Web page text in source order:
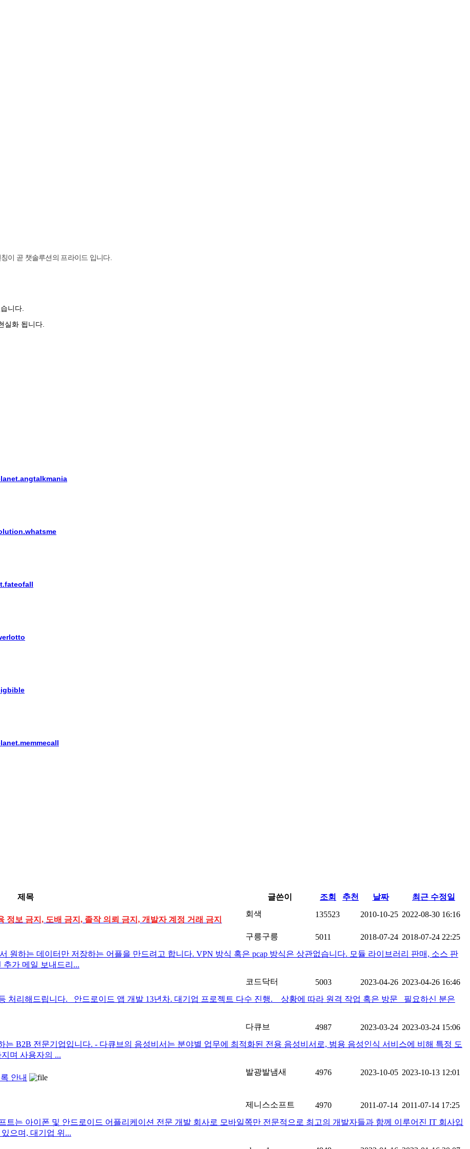
이 곧 챗솔루션의 프라이드 입니다.
니다.
실화 됩니다.
제목 글쓴이 조회 추천 날짜
최근 수정일
보 금지, 도배 금지, 졸작 의뢰 금지, 개발자 계정 거래 금지
회색 135523 2010-10-25 2022-08-30 16:16
구릉구릉 5011 2018-07-24 2018-07-24 22:25
원하는 데이터만 저장하는 어플을 만드려고 합니다. VPN 방식 혹은 pcap 방식은 상관없습니다. 모듈 라이브러리 판매, 소스 판
가 메일 보내드리...
코드닥터 5003 2023-04-26 2023-04-26 16:46
처리해드립니다. 안드로이드 앱 개발 13년차. 대기업 프로젝트 다수 진행. 상황에 따라 원격 작업 혹은 방문 필요하신 분은
다큐브 4987 2023-03-24 2023-03-24 15:06
는 B2B 전문기업입니다. - 다큐브의 음성비서는 분야별 업무에 최적화된 전용 음성비서로, 범용 음성인식 서비스에 비해 특정 도
며 사용자의 ...
안내
발광발냄새 4976 2023-10-05 2023-10-13 12:01
제니스소프트 4970 2011-07-14 2011-07-14 17:25
트는 아이폰 및 안드로이드 어플리케이션 전문 개발 회사로 모바일쪽만 전문적으로 최고의 개발자들과 함께 이루어진 IT 회사입
으며, 대기업 위...